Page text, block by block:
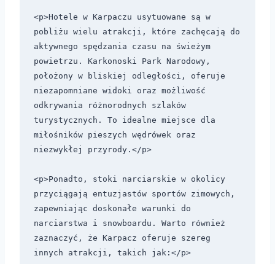
<p>Hotele w Karpaczu usytuowane są w
pobliżu wielu atrakcji, które zachęcają do
aktywnego spędzania czasu na świeżym
powietrzu. Karkonoski Park Narodowy,
położony w bliskiej odległości, oferuje
niezapomniane widoki oraz możliwość
odkrywania różnorodnych szlaków
turystycznych. To idealne miejsce dla
miłośników pieszych wędrówek oraz
niezwykłej przyrody.</p>
<p>Ponadto, stoki narciarskie w okolicy
przyciągają entuzjastów sportów zimowych,
zapewniając doskonałe warunki do
narciarstwa i snowboardu. Warto również
zaznaczyć, że Karpacz oferuje szereg
innych atrakcji, takich jak:</p>